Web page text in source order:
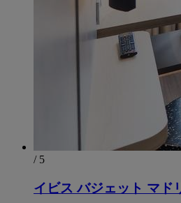
/ 5
イビス バジェット マド